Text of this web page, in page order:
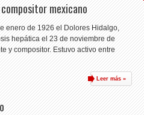
mexicano
enero de 1926 el Dolores Hidalgo,
hepática el 23 de noviembre de
y compositor. Estuvo activo entre
Leer más »